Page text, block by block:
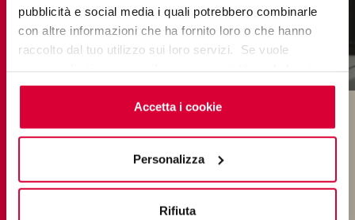
pubblicità e social media i quali potrebbero combinarle
con altre informazioni che ha fornito loro o che hanno
raccolto dal tuo utilizzo sui loro servizi. Se vuole
cookieclicchi qui. Il consenso può essere espresso
cliccando sul tasto “Accetta i cookie”. Se non vuole i
cookie di profilazione può negare il consenso sul tasto
Accetta i cookie
Personalizza
Rifiuta
DETERMINAZIONE DELLA RESISTENZA ALLE
MACCHIE / UNI EN ISO 10545-14
Questo test si esegue sulle superfici di esercizio
delle piastrelle in ceramica per determinarne la